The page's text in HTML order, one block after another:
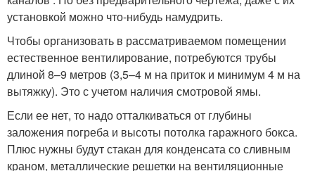
установкой можно что-нибудь намудрить.
Чтобы организовать в рассматриваемом помещении
естественное вентилирование, потребуются трубы
длиной 8–9 метров (3,5–4 м на приток и минимум 4 м на
вытяжку). Это с учетом наличия смотровой ямы.
Если ее нет, то надо отталкиваться от глубины
заложения погреба и высоты потолка гаражного бокса.
Плюс нужны будут стакан для конденсата со сливным
краном, металлические решетки на вентиляционные